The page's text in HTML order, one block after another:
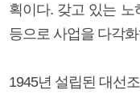
획이다. 갖고 있는
등으로 사업을 다각
1945년 설립된 대선